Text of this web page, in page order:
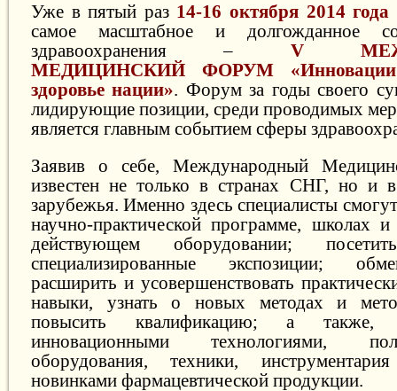
Уже в пятый раз 14-16 октября 2014 года
самое масштабное и долгожданное
здравоохранения – V
МЕДИЦИНСКИЙ ФОРУМ
здоровье нации». Форум за годы своего
лидирующие позиции, среди проводимых
является главным событием сферы
Заявив о себе, Международный
известен не только в странах СНГ, но и в
зарубежья. Именно здесь специалисты
научно-практической программе, школах и
действующем оборудовании;
специализированные экспозиции;
расширить и усовершенствовать
навыки, узнать о новых методах и
повысить квалификацию; а также,
инновационными технологиями,
оборудования, техники,
новинками фармацевтической продукции.